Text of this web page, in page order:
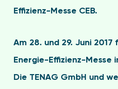
Effizienz-Messe CEB.
Am 28. und 29. Juni 2017
Energie-Effizienz-Messe
Die TENAG GmbH und